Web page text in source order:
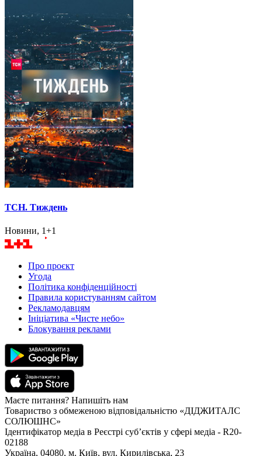
ТСН. Тиждень
Новини, 1+1
Про проєкт
Угода
Політика конфіденційності
Правила користуванням сайтом
Рекламодавцям
Ініціатива «Чисте небо»
Блокування реклами
Маєте питання? Напишіть нам
Товариство з обмеженою відповідальністю «ДІДЖИТАЛС
СОЛЮШНС»
Ідентифікатор медіа в Реєстрі суб’єктів у сфері медіа - R20-
02188
Україна, 04080, м. Київ, вул. Кирилівська, 23